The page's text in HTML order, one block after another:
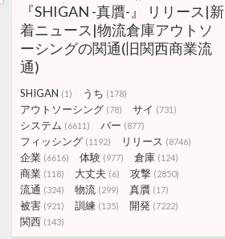
『SHIGAN -真贋-』 リリース|新
着ニュース|物流倉庫アウトソ
ーシングの関通(旧関西商業流
通)
SHIGAN (1) うち (178)
アウトソーシング (78) サイ (731)
システム (6611) バー (877)
フィッシング (1192) リリース (8746)
企業 (6616) 体験 (977) 倉庫 (124)
商業 (118) 大丈夫 (6) 攻撃 (2850)
流通 (324) 物流 (299) 真贋 (17)
被害 (921) 訓練 (135) 開発 (7222)
関西 (143)